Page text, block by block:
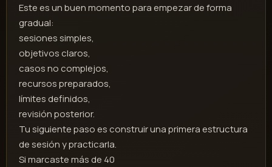
Este es un buen momento para empezar de forma
gradual:
sesiones simples,
objetivos claros,
casos no complejos,
recursos preparados,
límites definidos,
revisión posterior.
Tu siguiente paso es construir una primera estructura
de sesión y practicarla.
Si marcaste más de 40